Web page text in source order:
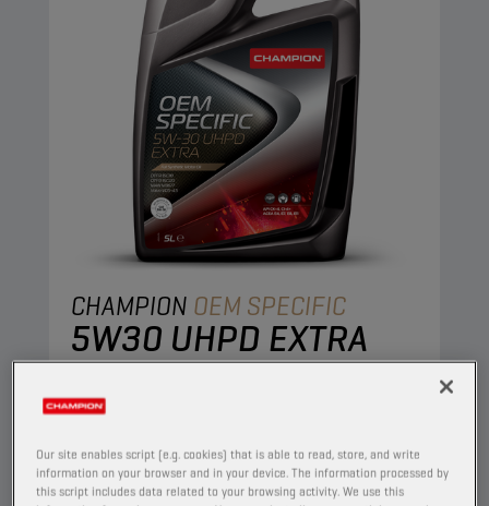
CHAMPION OEM SPECIFIC
5W30 UHPD EXTRA
Huile moteur synthétique avec une stabilité à
l'oxydation et une résistance à l'aération
améliorées. Haute résistance au cisaillement et
préservation de ses propriétés exceptionnelles
Our site enables script (e.g. cookies) that is able to read, store, and write
information on your browser and in your device. The information processed by
this script includes data related to your browsing activity. We use this